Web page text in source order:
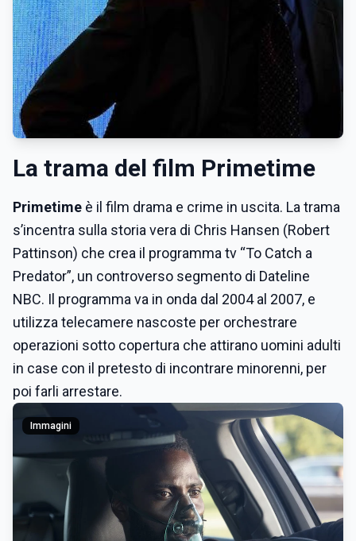
La trama del film Primetime
Primetime è il film drama e crime in uscita. La trama
s’incentra sulla storia vera di Chris Hansen (Robert
Pattinson) che crea il programma tv “To Catch a
Predator”, un controverso segmento di Dateline
NBC. Il programma va in onda dal 2004 al 2007, e
utilizza telecamere nascoste per orchestrare
operazioni sotto copertura che attirano uomini adulti
in case con il pretesto di incontrare minorenni, per
poi farli arrestare.
Immagini